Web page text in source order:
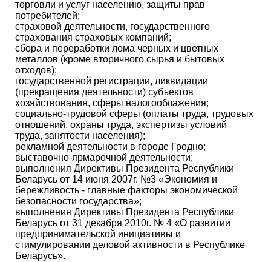
торговли и услуг населению, защиты прав
потребителей;
страховой деятельности, государственного
страхования страховых компаний;
сбора и переработки лома черных и цветных
металлов (кроме вторичного сырья и бытовых
отходов);
государственной регистрации, ликвидации
(прекращения деятельности) субъектов
хозяйствования, сферы налогооблажения;
социально-трудовой сферы (оплаты труда, трудовых
отношений, охраны труда, экспертизы условий
труда, занятости населения);
рекламной деятельности в городе Гродно;
выставочно-ярмарочной деятельности;
выполнения Директивы Президента Республики
Беларусь от 14 июня 2007г. №3 «Экономия и
бережливость - главные факторы экономической
безопасности государства»;
выполнения Директивы Президента Республики
Беларусь от 31 декабря 2010г. № 4 «О развитии
предпринимательской инициативы и
стимулировании деловой активности в Республике
Беларусь».